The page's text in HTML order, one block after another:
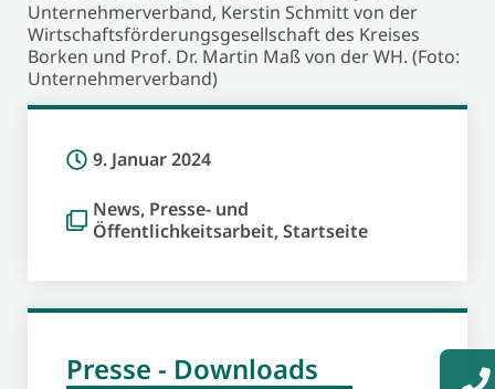
Unternehmerverband, Kerstin Schmitt von der
Wirtschaftsförderungsgesellschaft des Kreises
Borken und Prof. Dr. Martin Maß von der WH. (Foto:
Unternehmerverband)
9. Januar 2024
News, Presse- und
Öffentlichkeitsarbeit,Startseite
Presse - Downloads